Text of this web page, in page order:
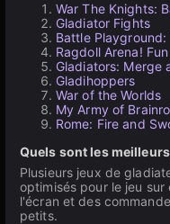
War The Knights:
Gladiator Fights
Battle
Ragdoll Arena!
Gladiators: Merge
Gladihoppers
War of the Worlds
My Army of
Rome: Fire and
Quels sont les
Plusieurs jeux de
optimisés pour le jeu
l'écran et des
petits.